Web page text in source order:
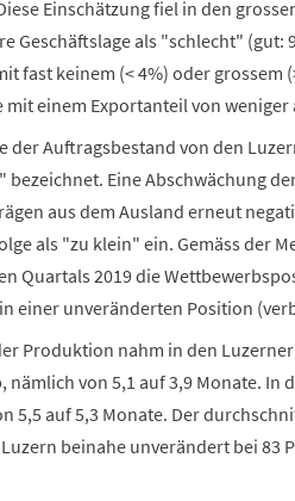
Einschätzung fiel in den
Geschäftslage als "schlecht"
fast keinem (< 4%) oder
mit einem Exportanteil von
der Auftragsbestand von den
Eine Abschwächung
aus dem Ausland erneut
als "zu klein" ein. Gemäss der
Quartals 2019 die
einer unveränderten Position
Produktion nahm in den
nämlich von 5,1 auf 3,9 Monate.
5,5 auf 5,3 Monate. Der
beinahe unverändert bei 83